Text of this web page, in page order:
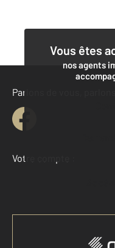
Vous êtes
nos agents
Parlons de vous, parlons
Votre compte :